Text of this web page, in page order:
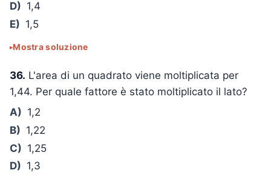
D) 1,4
E) 1,5
Mostra soluzione
36. L'area di un quadrato viene moltiplicata per
1,44. Per quale fattore è stato moltiplicato il lato?
A) 1,2
B) 1,22
C) 1,25
D) 1,3